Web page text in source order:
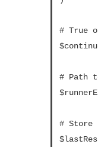
# True
# Path
# Store